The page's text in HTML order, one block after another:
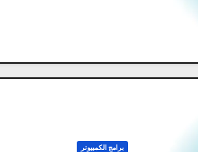
برامج الكمبيوتر